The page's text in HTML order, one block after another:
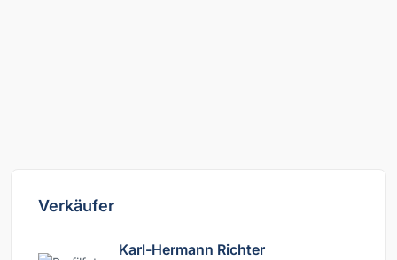
Verkäufer
Karl-Hermann Richter